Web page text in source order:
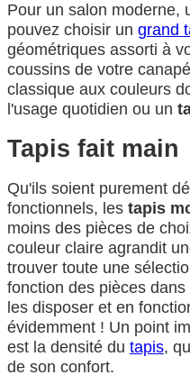
Pour un salon moderne,
pouvez choisir un grand
géométriques assorti à
coussins de votre
classique aux couleurs
l'usage quotidien ou un
Tapis fait main
Qu'ils soient purement
fonctionnels, les tapis
moins des pièces de
couleur claire agrandit
trouver toute une
fonction des pièces
les disposer et en
évidemment ! Un point
est la densité du tapis,
de son confort.